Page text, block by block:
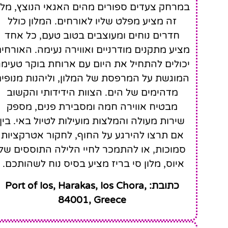
במרחק צעדים ספורים מהים האגאי הנוצץ,
זה מציע מפלט שליו לאורחים. המלון כולל
חדרים נוחים ומעוצבים בטוב טעם, כל אחד
מציע מתקנים מודרניים ואווירה נעימה.
יכולים להתחיל את היום עם ארוחת בוקר
המוגשת על המרפסת של המלון, וליהנות
מדהימים של הים. הצוות הידידותי והקשוב
מבטיח אווירה חמה ומסבירת פנים, מספק
שירות מעולה והמלצות מועילות לטיול באי. בין
אם תרצו להירגע על החוף, לחקור אטרקציות
סמוכות, או להתמכר לחיי הלילה התוססים
איוס, מלון סי בריז מציע בסיס נוח לשהותכם.
כתובת: Port of Ios, Harakas, Ios Chora,
84001, Greece
Seabreeze
Hotel Ios